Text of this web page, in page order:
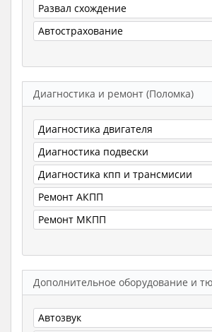
Развал схождение
Автострахование
Диагностика и ремонт (Поломка)
Диагностика двигателя
Диагностика подвески
Диагностика кпп и трансмисии
Ремонт АКПП
Ремонт МКПП
Дополнительное оборудование и
Автозвук